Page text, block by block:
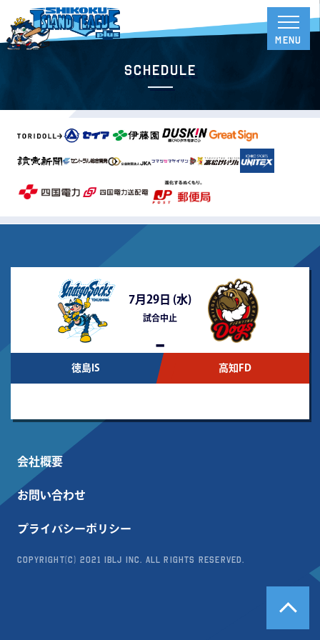
Schedule
7月29日 (水)
試合中止
-
徳島IS 高知FD
会社概要
お問い合わせ
プライバシーポリシー
Copyright(c) 2021 IBLJ Inc. All Rights Reserved.